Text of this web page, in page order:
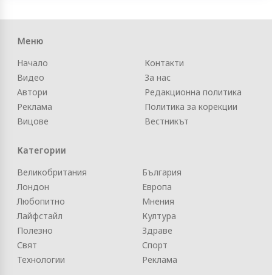
Меню
Начало
Видео
Автори
Реклама
Вицове
Контакти
За нас
Редакционна политика
Политика за корекции
Вестникът
Категории
Великобритания
Лондон
Любопитно
Лайфстайл
Полезно
Свят
Технологии
България
Европа
Мнения
Култура
Здраве
Спорт
Реклама